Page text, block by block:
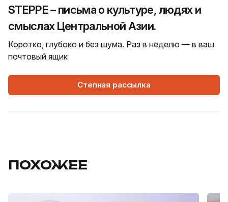
STEPPE – письма о культуре, людях и
смыслах Центральной Азии.
Коротко, глубоко и без шума. Раз в неделю — в ваш
почтовый ящик
Степная рассылка
ПОХОЖЕЕ